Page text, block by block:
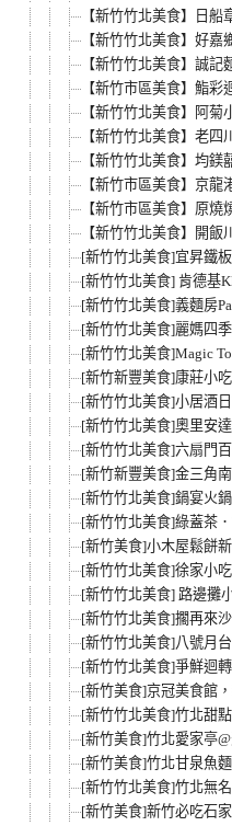
【新竹竹北美食】日
【新竹竹北美食】好
【新竹竹北美食】誠
【新竹市區美食】鮨
【新竹竹北美食】阿
【新竹竹北美食】老
【新竹竹北美食】均
【新竹市區美食】京
【新竹市區美食】原
【新竹竹北美食】開
[新竹竹北美食]宜昇鐵
[新竹竹北美食] 肯德基
[新竹竹北美食]義麵房
[新竹竹北美食]麗媽四
[新竹竹北美食]Magic
[新竹新豐美食]康莊小
[新竹竹北美食]小居酒
[新竹竹北美食]奧里安
[新竹竹北美食]六扇門
[新竹新豐美食]金三角
[新竹竹北美食]鍋宴火
[新竹竹北美食]綠蓋茶
[新竹美食]小木屋鬆餅
[新竹竹北美食]徐家小
[新竹竹北美食] 路邊攤
[新竹竹北美食]擱再來
[新竹竹北美食]八號月
[新竹竹北美食]爭鮮迴
[新竹美食]京冠美食館
[新竹竹北美食]竹北甜
[新竹美食]竹北愛家亭
[新竹美食]竹北甘泉魚
[新竹竹北美食]竹北無
[新竹美食]新竹必吃石